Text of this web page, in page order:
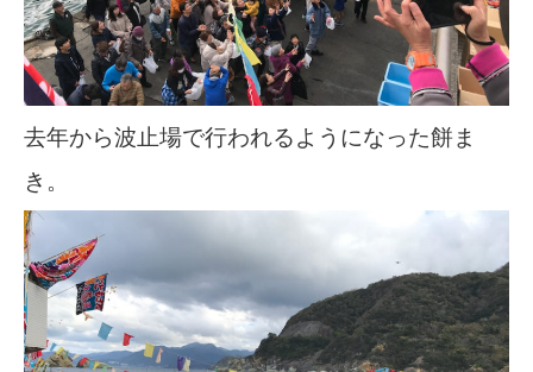
去年から波止場で行われるようになった餅ま
き。